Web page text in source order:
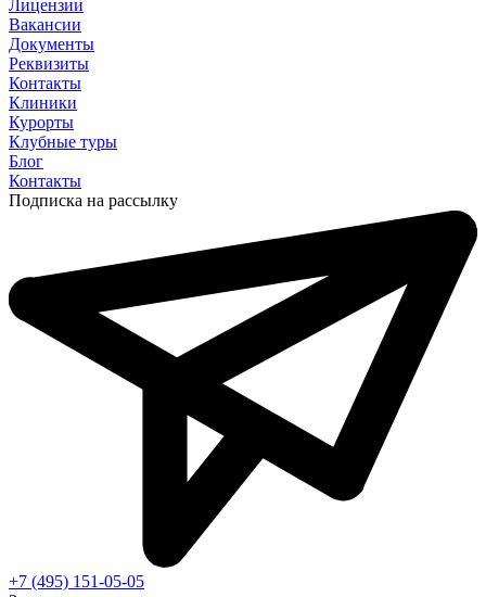
Лицензии
Вакансии
Документы
Реквизиты
Контакты
Клиники
Курорты
Клубные туры
Блог
Контакты
Подписка на рассылку
+7 (495) 151-05-05